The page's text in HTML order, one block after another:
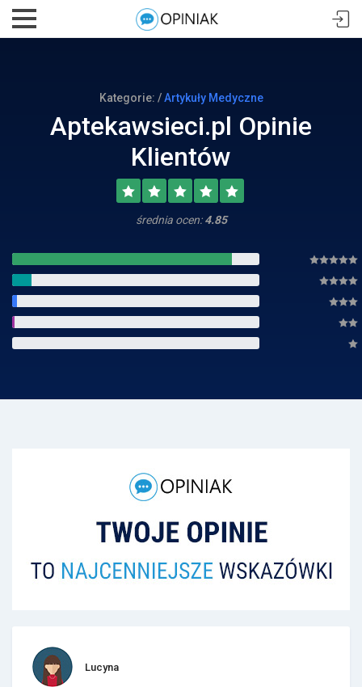
Kategorie: /Artykuły Medyczne
Aptekawsieci.pl Opinie
Klientów
średnia ocen:4.85
Lucyna